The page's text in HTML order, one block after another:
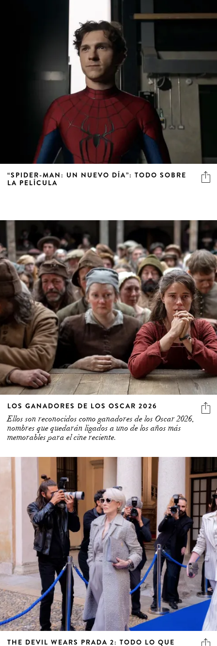
“SPIDER-MAN: UN NUEVO DÍA”: TODO SOBRE
LA PELÍCULA
LOS GANADORES DE LOS OSCAR 2026
Ellos son reconocidos como ganadores de los Oscar 2026,
nombres que quedarán ligados a uno de los años más
memorables para el cine reciente.
THE DEVIL WEARS PRADA 2: TODO LO QUE
DEBES DE SABER